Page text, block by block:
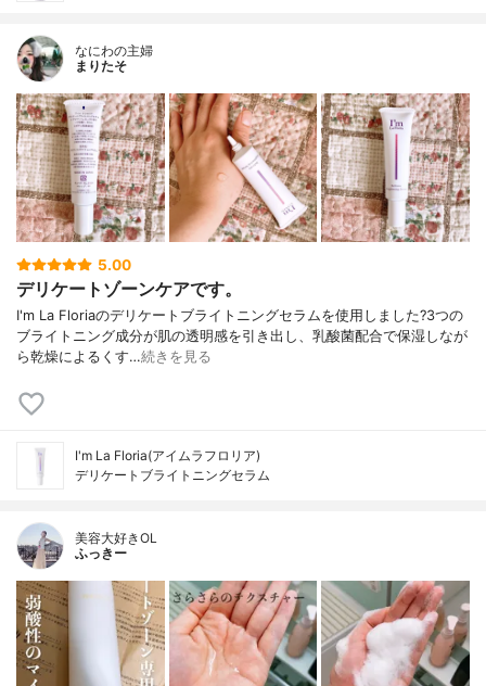
なにわの主婦
まりたそ
5.00
デリケートゾーンケアです。
I'm La Floriaのデリケートブライトニングセラムを使用しました?3つの
ブライトニング成分が肌の透明感を引き出し、乳酸菌配合で保湿しなが
ら乾燥によるくす…続きを見る
I'm La Floria(アイムラフロリア)
デリケートブライトニングセラム
美容大好きOL
ふっきー